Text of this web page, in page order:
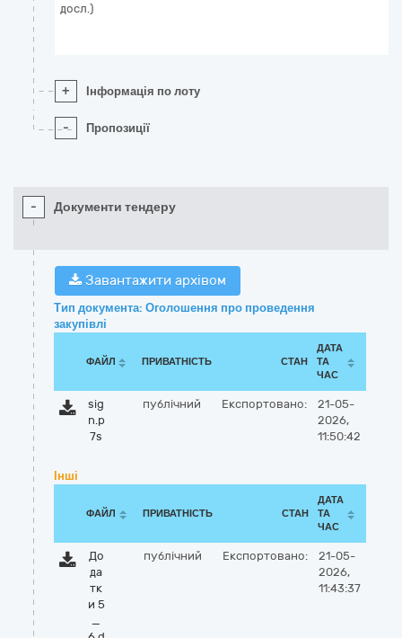
досл.)
+ Інформація по лоту
- Пропозиції
- Документи тендеру
Завантажити архівом
Тип документа: Оголошення про проведення
закупівлі
ФАЙЛ ПРИВАТНІСТЬ СТАН
ДАТА
ТА
ЧАС
sig
n.p
7s
публічний Експортовано:
21-05-
2026,
11:50:42
Інші
ФАЙЛ ПРИВАТНІСТЬ СТАН
ДАТА
ТА
ЧАС
До
да
тк
и 5
_
публічний Експортовано:
21-05-
2026,
11:43:37